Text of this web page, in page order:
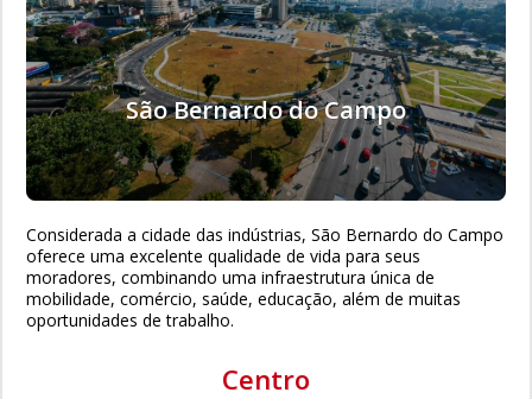
São Bernardo do Campo
Considerada a cidade das indústrias, São Bernardo do Campo
oferece uma excelente qualidade de vida para seus
moradores, combinando uma infraestrutura única de
mobilidade, comércio, saúde, educação, além de muitas
oportunidades de trabalho.
Centro